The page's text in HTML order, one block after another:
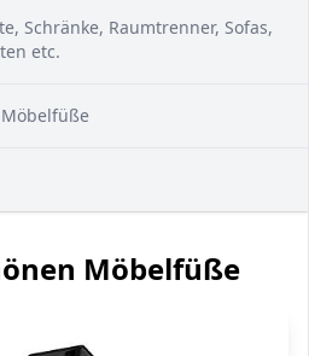
Schränke, Raumtrenner, Sofas,
etc.
Möbelfüße